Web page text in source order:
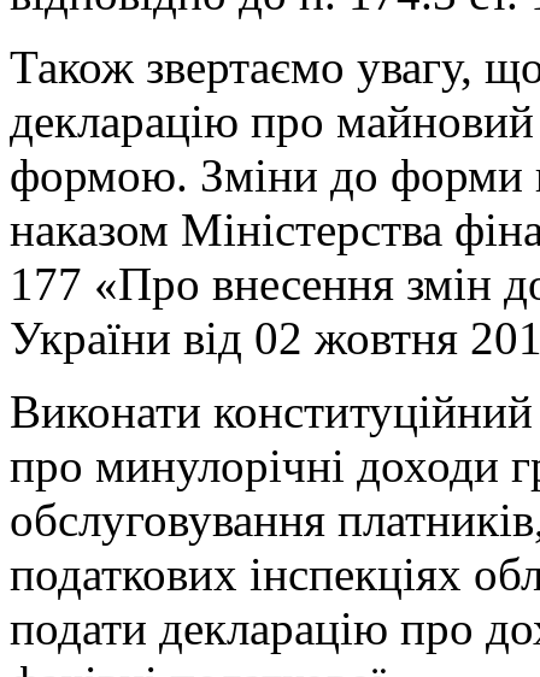
Також звертаємо увагу,
декларацію про
формою. Зміни до форми
наказом Міністерства
177 «Про внесення змін
України від 02 жовтня
Виконати конституційний
про минулорічні доходи
обслуговування
податкових інспекціях
подати декларацію про